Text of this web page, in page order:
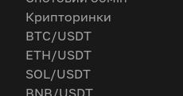
Крипторинки
BTC/USDT
ETH/USDT
SOL/USDT